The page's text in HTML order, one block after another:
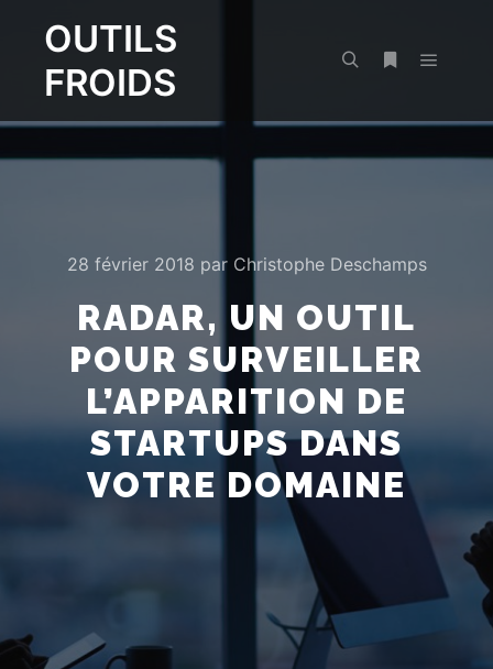
OUTILS
FROIDS
28 février 2018 par Christophe Deschamps
RADAR, UN OUTIL
POUR SURVEILLER
L’APPARITION DE
STARTUPS DANS
VOTRE DOMAINE